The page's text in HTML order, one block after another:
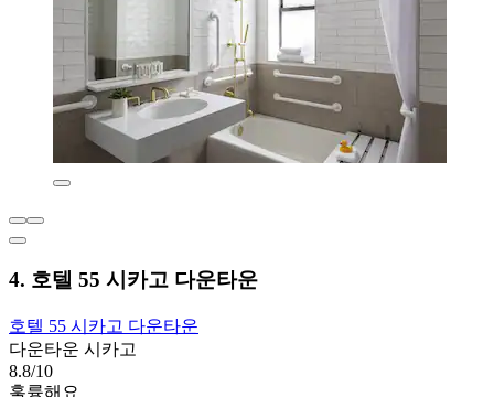
4. 호텔 55 시카고 다운타운
호텔 55 시카고 다운타운
다운타운 시카고
8.8/10
훌륭해요